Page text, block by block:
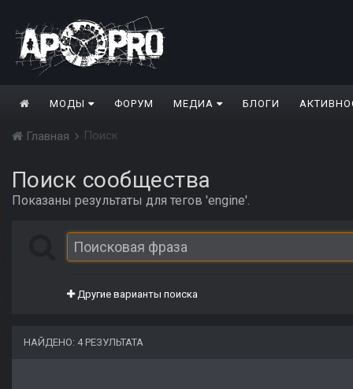
МОДЫ ФОРУМ МЕДИА БЛОГИ
Главная Поиск
Поиск сообщества
Показаны результаты для тегов 'engine'.
Другие варианты поиска
НАЙДЕНО: 4 РЕЗУЛЬТАТА